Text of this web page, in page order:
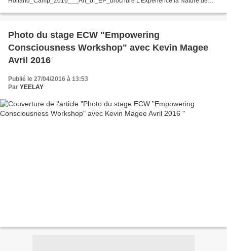
Photo du stage ECW "Empowering
Consciousness Workshop" avec Kevin Magee
Avril 2016
Publié le 27/04/2016 à 13:53
Par YEELAY